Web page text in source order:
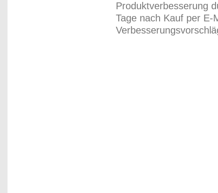
Produktverbesserung
Tage nach Kauf per E-